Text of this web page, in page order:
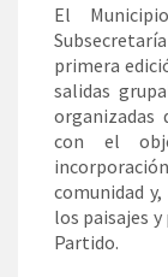
El
primera
salidas
organizadas
con el
comunidad
los paisajes
Partido.